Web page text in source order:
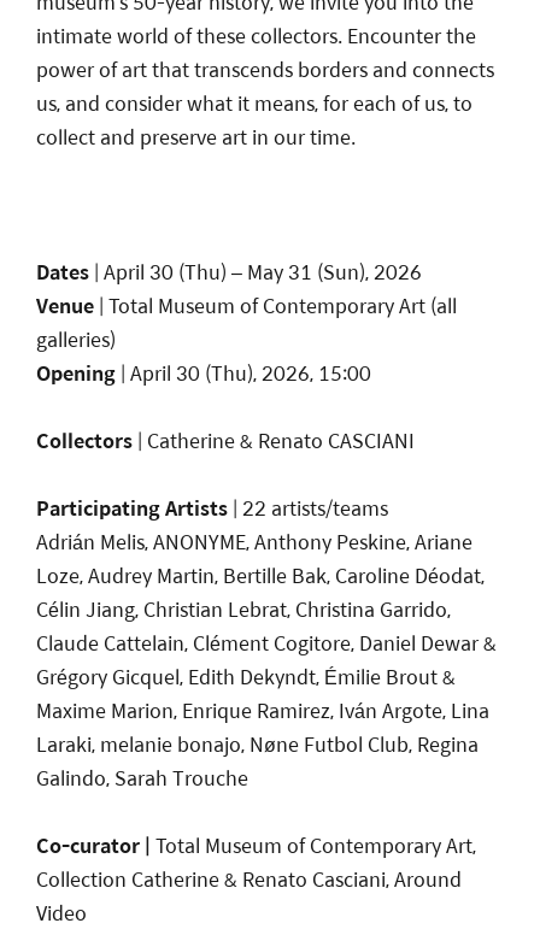
intimate world of these collectors. Encounter the
power of art that transcends borders and connects
us, and consider what it means, for each of us, to
collect and preserve art in our time.
Dates | April 30 (Thu) – May 31 (Sun), 2026
Venue | Total Museum of Contemporary Art (all
galleries)
Opening | April 30 (Thu), 2026, 15:00
Collectors | Catherine & Renato CASCIANI
Participating Artists | 22 artists/teams
Adrián Melis, ANONYME, Anthony Peskine, Ariane
Loze, Audrey Martin, Bertille Bak, Caroline Déodat,
Célin Jiang, Christian Lebrat, Christina Garrido,
Claude Cattelain, Clément Cogitore, Daniel Dewar &
Grégory Gicquel, Edith Dekyndt, Émilie Brout &
Maxime Marion, Enrique Ramirez, Iván Argote, Lina
Laraki, melanie bonajo, Nøne Futbol Club, Regina
Galindo, Sarah Trouche
Co-curator | Total Museum of Contemporary Art,
Collection Catherine & Renato Casciani, Around
Video